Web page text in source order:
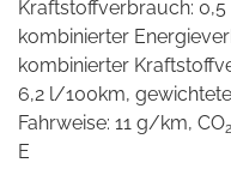
Kraftstoffverbrauch:
kombinierter
kombinierter
6,2 l/100km,
Fahrweise: 11 g/km, CO2
E